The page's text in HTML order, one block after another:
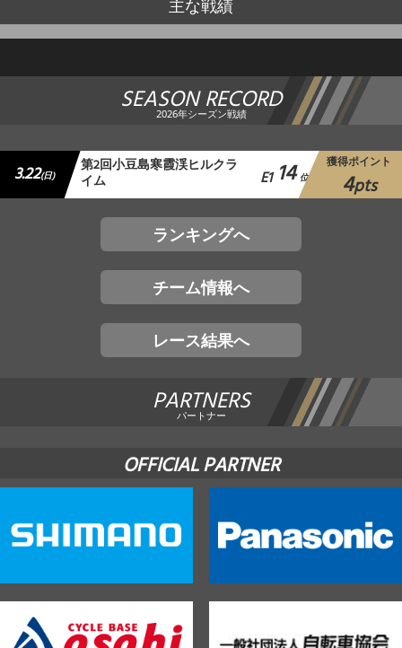
主な戦績
SEASON RECORD
2026年シーズン戦績
3.22(日) 第2回小豆島寒霞渓ヒルクラ
イム E1 14 位
獲得ポイント
4pts
ランキングへ
チーム情報へ
レース結果へ
PARTNERS
パートナー
OFFICIAL PARTNER